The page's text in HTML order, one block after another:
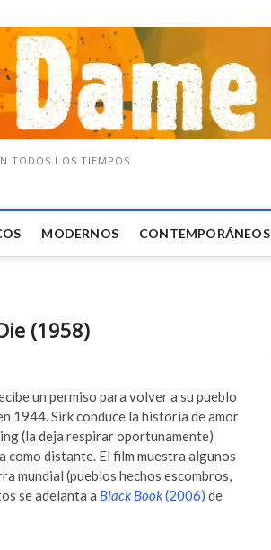
TODOS LOS TIEMPOS
MODERNOS CONTEMPORÁNEOS
(1958)
un permiso para volver a su pueblo
1944. Sirk conduce la historia de amor
(la deja respirar oportunamente)
como distante. El film muestra algunos
mundial (pueblos hechos escombros,
se adelanta a Black Book(2006) de